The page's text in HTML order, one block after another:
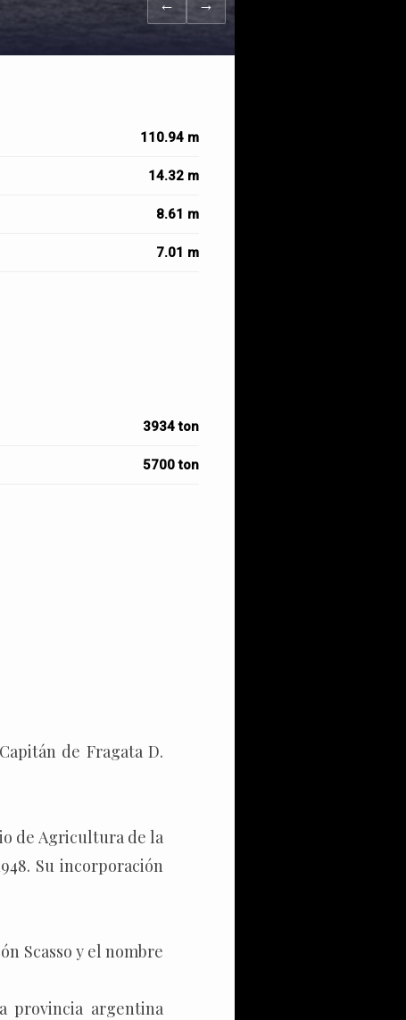
← →
110.94 m
14.32 m
8.61 m
7.01 m
3934 ton
5700 ton
de Fragata D.
de Agricultura de la
Su incorporación
Scasso y el nombre
provincia argentina